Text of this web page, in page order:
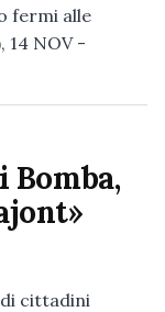
fermi alle
14 NOV -
Bomba,
cittadini